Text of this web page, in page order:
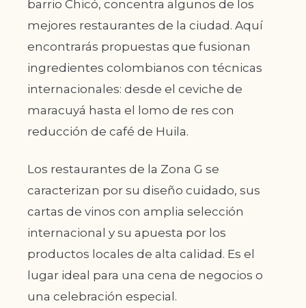
barrio Chicó, concentra algunos de los
mejores restaurantes de la ciudad. Aquí
encontrarás propuestas que fusionan
ingredientes colombianos con técnicas
internacionales: desde el ceviche de
maracuyá hasta el lomo de res con
reducción de café de Huila.
Los restaurantes de la Zona G se
caracterizan por su diseño cuidado, sus
cartas de vinos con amplia selección
internacional y su apuesta por los
productos locales de alta calidad. Es el
lugar ideal para una cena de negocios o
una celebración especial.